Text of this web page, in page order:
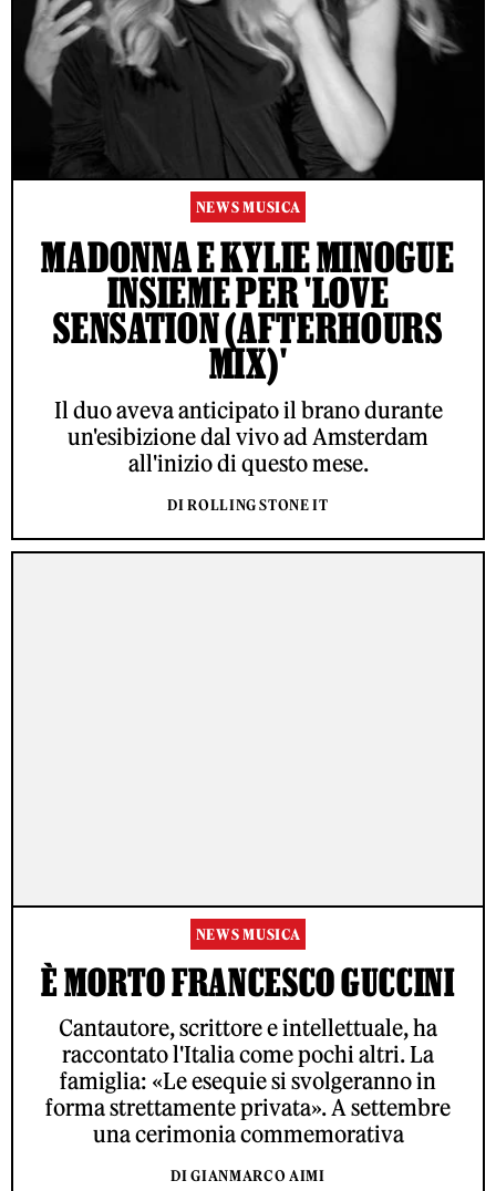
NEWS MUSICA
MADONNA E KYLIE MINOGUE
INSIEME PER 'LOVE
SENSATION (AFTERHOURS
MIX)'
Il duo aveva anticipato il brano durante
un'esibizione dal vivo ad Amsterdam
all'inizio di questo mese.
DI ROLLING STONE IT
NEWS MUSICA
È MORTO FRANCESCO GUCCINI
Cantautore, scrittore e intellettuale, ha
raccontato l'Italia come pochi altri. La
famiglia: «Le esequie si svolgeranno in
forma strettamente privata». A settembre
una cerimonia commemorativa
DI GIANMARCO AIMI